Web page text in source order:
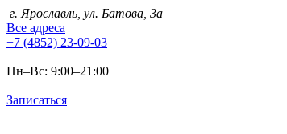
г. Ярославль, ул. Батова, 3а
Все адреса
+7 (4852) 23-09-03
Пн–Вс: 9:00–21:00
Записаться